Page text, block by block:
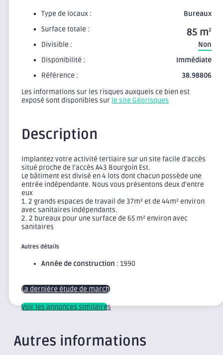
Type de locaux :
Bureaux
Surface totale :
85 m2
Divisible :
Non
Disponibilité :
Immédiate
Référence :
38.98806
Les informations sur les risques auxquels ce bien est
exposé sont disponibles sur le site Géorisques
Description
Implantez votre activité tertiaire sur un site facile d'accès
situé proche de l'accès A43 Bourgoin Est.
Le bâtiment est divisé en 4 lots dont chacun possède une
entrée indépendante. Nous vous présentons deux d'entre
eux
1. 2 grands espaces de travail de 37m² et de 44m² environ
avec sanitaires indépendants.
2. 2 bureaux pour une surface de 65 m² environ avec
sanitaires
Autres détails
Année de construction : 1990
La dernière étude de marché
Voir les annonces similaires
Autres informations